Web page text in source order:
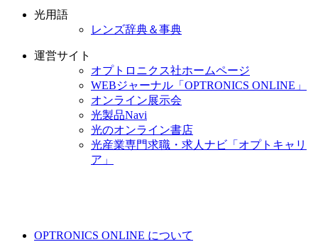
光用語
レンズ辞典＆事典
運営サイト
オプトロニクス社ホームページ
WEBジャーナル「OPTRONICS ONLINE」
オンライン展示会
光製品Navi
光のオンライン書店
光産業専門求職・求人ナビ「オプトキャリ
ア」
OPTRONICS ONLINE について